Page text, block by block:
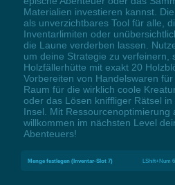
Materialien investieren kannst.
als unverzichtbares Tool für alle,
Inventarlimiten oder
die Laune verderben lassen.
um deine Strategie zu verfeinern,
Holzfällerhütte mit exakt 20
Vorbereiten von Handelswaren
Raum für die wirklich coole
oder das Lösen kniffliger Rätsel
Insel. Mit Ressourcenoptimierung
willkommen im nächsten Level
Abenteuers!
Menge festlegen (Inventar-Slot 7) LShift+Num 6